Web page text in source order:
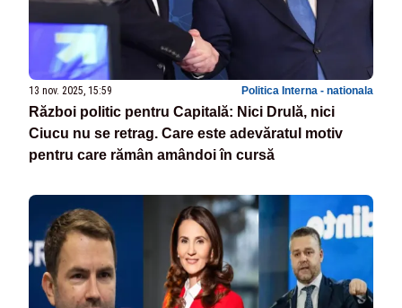
13 nov. 2025, 15:59 Politica Interna - nationala
Război politic pentru Capitală: Nici Drulă, nici
Ciucu nu se retrag. Care este adevăratul motiv
pentru care rămân amândoi în cursă